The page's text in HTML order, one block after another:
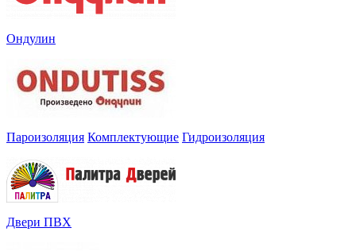
Ондулин
Пароизоляция Комплектующие Гидроизоляция
Двери ПВХ